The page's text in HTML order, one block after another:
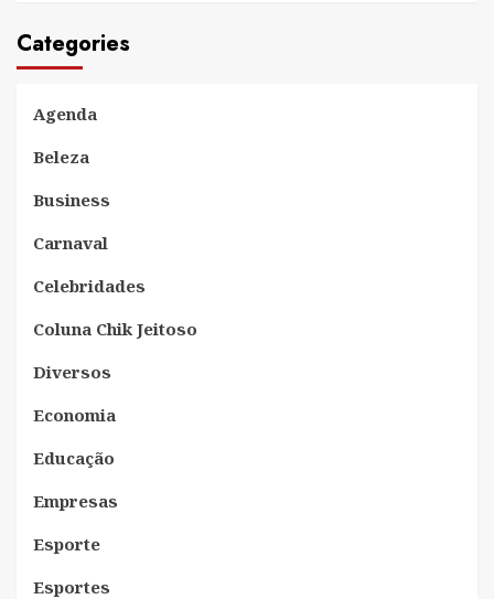
Categories
Agenda
Beleza
Business
Carnaval
Celebridades
Coluna Chik Jeitoso
Diversos
Economia
Educação
Empresas
Esporte
Esportes